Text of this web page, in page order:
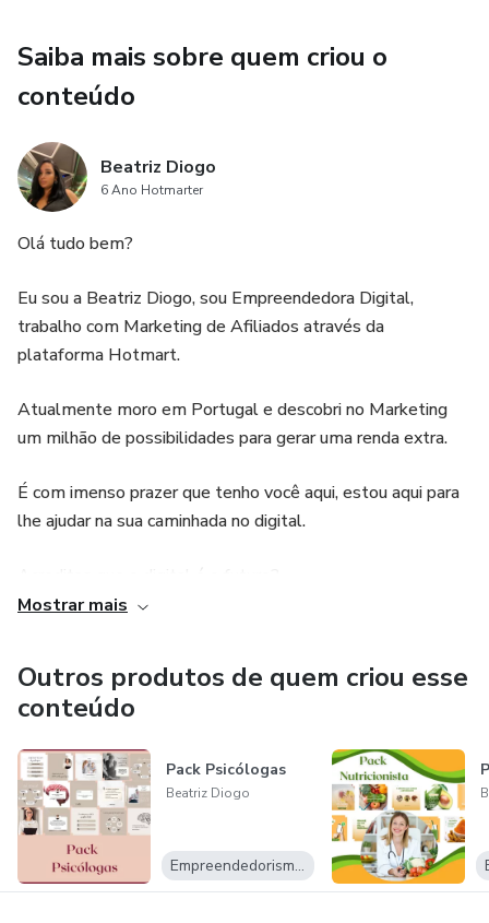
Saiba mais sobre quem criou o
conteúdo
Beatriz Diogo
6 Ano Hotmarter
Olá tudo bem?
Eu sou a Beatriz Diogo, sou Empreendedora Digital,
trabalho com Marketing de Afiliados através da
plataforma Hotmart.
Atualmente moro em Portugal e descobri no Marketing
um milhão de possibilidades para gerar uma renda extra.
É com imenso prazer que tenho você aqui, estou aqui para
lhe ajudar na sua caminhada no digital.
Lembra-te sempre:
Nós criamos a nossa própria realidade.
Mostrar mais
Outros produtos de quem criou esse
conteúdo
Pack Psicólogas
Beatriz Diogo
Empreendedorismo Digital